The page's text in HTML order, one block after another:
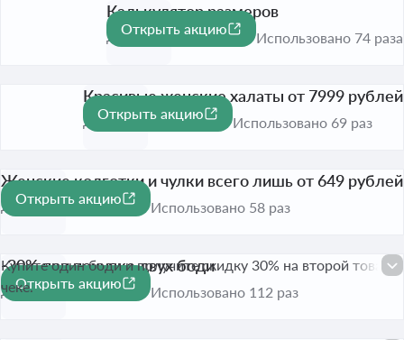
Калькулятор размеров
До 31 авг. 2026
Открыть акцию
Использовано 74 раза
Красивые женские халаты от 7999 рублей
До 31 авг. 2026
Открыть акцию
Использовано 69 раз
Женские колготки и чулки всего лишь от 649 рублей
До 31 авг. 2026
Открыть акцию
Использовано 58 раз
-30%
-30% при покупке двух боди
До 31 авг. 2026
Купите один боди и получите скидку 30% на второй товар в
чеке.Открыть акцию
Использовано 112 раз